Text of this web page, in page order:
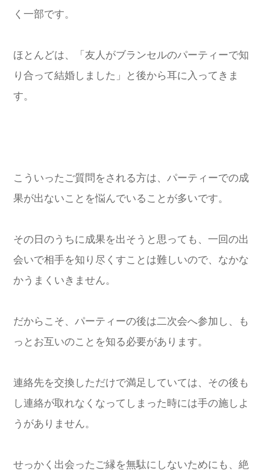
く一部です。
ほとんどは、「友人がブランセルのパーティーで知
り合って結婚しました」と後から耳に入ってきま
す。
こういったご質問をされる方は、パーティーでの成
果が出ないことを悩んでいることが多いです。
その日のうちに成果を出そうと思っても、一回の出
会いで相手を知り尽くすことは難しいので、なかな
かうまくいきません。
だからこそ、パーティーの後は二次会へ参加し、も
っとお互いのことを知る必要があります。
連絡先を交換しただけで満足していては、その後も
し連絡が取れなくなってしまった時には手の施しよ
うがありません。
せっかく出会ったご縁を無駄にしないためにも、絶